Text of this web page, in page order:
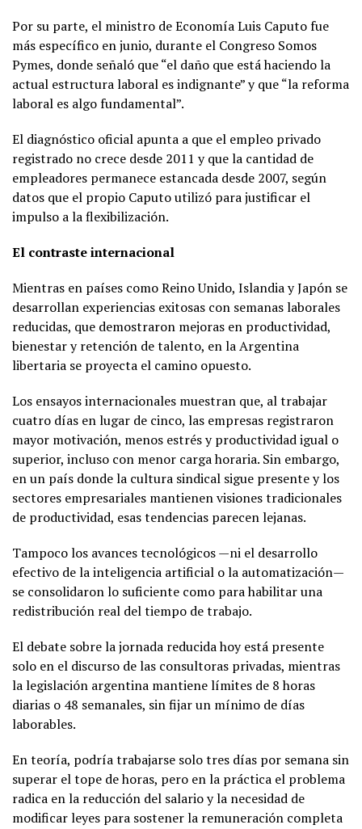
Por su parte, el ministro de Economía Luis Caputo fue
más específico en junio, durante el Congreso Somos
Pymes, donde señaló que “el daño que está haciendo la
actual estructura laboral es indignante” y que “la reforma
laboral es algo fundamental”.
El diagnóstico oficial apunta a que el empleo privado
registrado no crece desde 2011 y que la cantidad de
empleadores permanece estancada desde 2007, según
datos que el propio Caputo utilizó para justificar el
impulso a la flexibilización.
El contraste internacional
Mientras en países como Reino Unido, Islandia y Japón se
desarrollan experiencias exitosas con semanas laborales
reducidas, que demostraron mejoras en productividad,
bienestar y retención de talento, en la Argentina
libertaria se proyecta el camino opuesto.
Los ensayos internacionales muestran que, al trabajar
cuatro días en lugar de cinco, las empresas registraron
mayor motivación, menos estrés y productividad igual o
superior, incluso con menor carga horaria. Sin embargo,
en un país donde la cultura sindical sigue presente y los
sectores empresariales mantienen visiones tradicionales
de productividad, esas tendencias parecen lejanas.
Tampoco los avances tecnológicos —ni el desarrollo
efectivo de la inteligencia artificial o la automatización—
se consolidaron lo suficiente como para habilitar una
redistribución real del tiempo de trabajo.
El debate sobre la jornada reducida hoy está presente
solo en el discurso de las consultoras privadas, mientras
la legislación argentina mantiene límites de 8 horas
diarias o 48 semanales, sin fijar un mínimo de días
laborables.
En teoría, podría trabajarse solo tres días por semana sin
superar el tope de horas, pero en la práctica el problema
radica en la reducción del salario y la necesidad de
modificar leyes para sostener la remuneración completa